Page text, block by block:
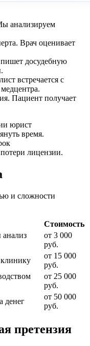
анализируем
Врач оценивает
досудебную
встречается с
Пациент получает
юрист
время.
лицензии.
и сложности
Стоимость
анализ
от 3 000
руб.
клинику
от 15 000
руб.
от 25 000
руб.
денег
от 50 000
руб.
претензия